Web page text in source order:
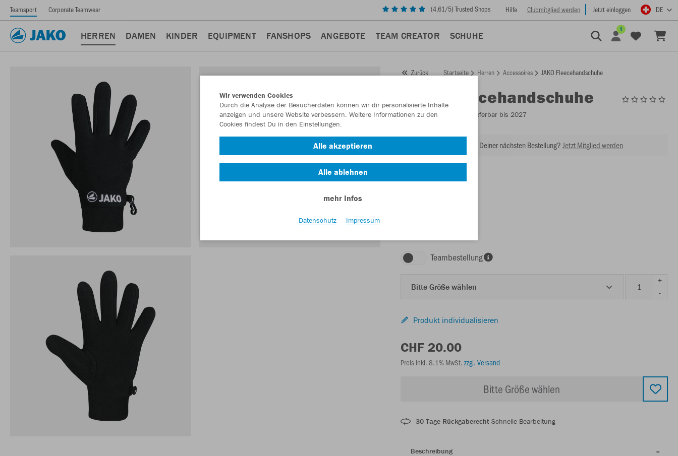
Teamsport Corporate Teamwear (4,61/5) Trusted Shops Hilfe Clubmitglied werden Jetzt einloggen DE
HERREN DAMEN KINDER EQUIPMENT FANSHOPS ANGEBOTE TEAM CREATOR SCHUHE
1
Zurück Startseite Herren Accessoires JAKO Fleecehandschuhe
Fleecehandschuhe
Artikelnummer: - Lieferbar bis 2027
Lust auf 30% Rabatt bei Deiner nächsten Bestellung? Jetzt Mitglied werden
Teambestellung
Bitte Größe wählen
+
-
Produkt individualisieren
CHF 20.00
Preis inkl. 8.1% MwSt. zzgl. Versand
Bitte Größe wählen
30 Tage Rückgaberecht Schnelle Bearbeitung
Beschreibung
Wir verwenden Cookies
Durch die Analyse der Besucherdaten können wir dir personalisierte Inhalte
anzeigen und unsere Website verbessern. Weitere Informationen zu den
Cookies findest Du in den Einstellungen.
Alle akzeptieren
Alle ablehnen
mehr Infos
Datenschutz Impressum